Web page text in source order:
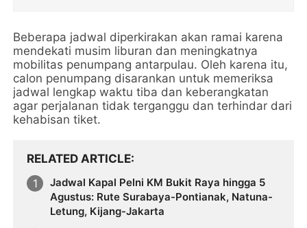
Beberapa jadwal diperkirakan akan ramai karena
mendekati musim liburan dan meningkatnya
mobilitas penumpang antarpulau. Oleh karena itu,
calon penumpang disarankan untuk memeriksa
jadwal lengkap waktu tiba dan keberangkatan
agar perjalanan tidak terganggu dan terhindar dari
kehabisan tiket.
RELATED ARTICLE
Jadwal Kapal Pelni KM Bukit Raya hingga 5
Agustus: Rute Surabaya-Pontianak, Natuna-
Letung, Kijang-Jakarta